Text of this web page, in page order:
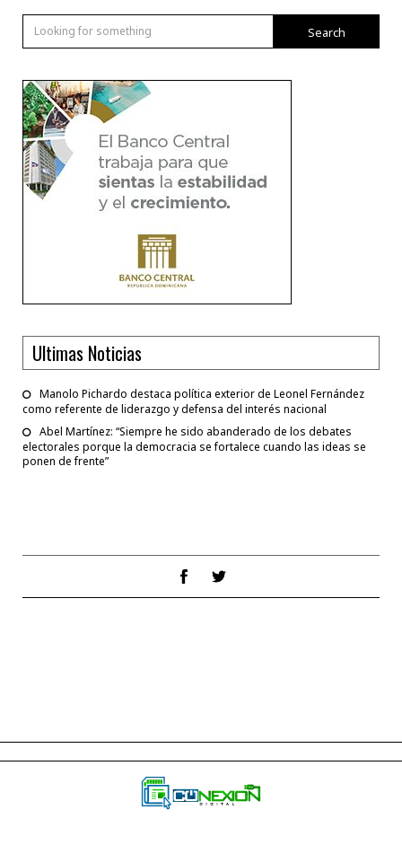
Search
Ultimas Noticias
Manolo Pichardo destaca política exterior de Leonel Fernández
como referente de liderazgo y defensa del interés nacional
Abel Martínez: “Siempre he sido abanderado de los debates
electorales porque la democracia se fortalece cuando las ideas se
ponen de frente”